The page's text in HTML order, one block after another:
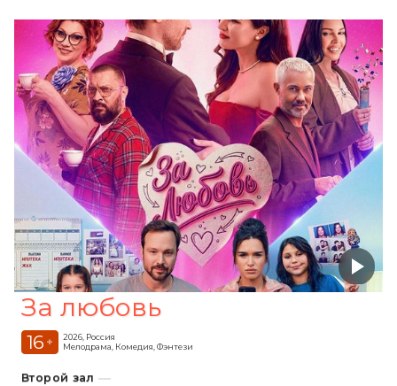
За любовь
16 +
2026, Россия
Мелодрама, Комедия, Фэнтези
Второй зал